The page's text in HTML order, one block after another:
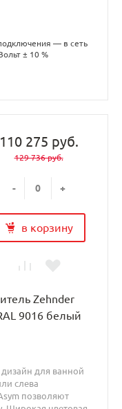
— в сеть
± 10 %
110 275 руб.
129 736 руб.
- +
в корзину
Zehnder
9016 белый
для ванной
слева
позволяют